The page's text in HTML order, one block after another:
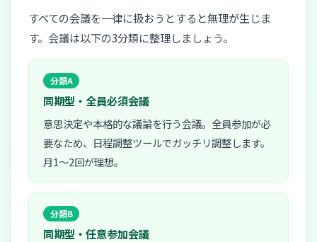
すべての会議を一律に扱おうとすると無理が生じま
す。会議は以下の3分類に整理しましょう。
分類A
同期型・全員必須会議
意思決定や本格的な議論を行う会議。全員参加が必
要なため、日程調整ツールでガッチリ調整します。
月1〜2回が理想。
分類B
同期型・任意参加会議